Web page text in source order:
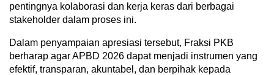
pentingnya kolaborasi dan kerja keras dari berbagai
stakeholder dalam proses ini.
Dalam penyampaian apresiasi tersebut, Fraksi PKB
berharap agar APBD 2026 dapat menjadi instrumen yang
efektif, transparan, akuntabel, dan berpihak kepada